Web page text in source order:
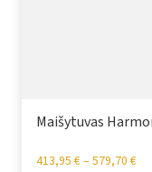
Maišytuvas
413,95 €– 579,70 €